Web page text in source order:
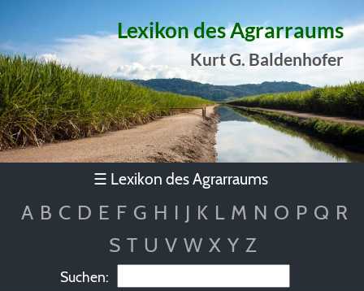
Lexikon des Agrarraums
Kurt G. Baldenhofer
☰ Lexikon des Agrarraums
A B C D E F G H I J K L M N O P Q R
S T U V W X Y Z
Suchen: